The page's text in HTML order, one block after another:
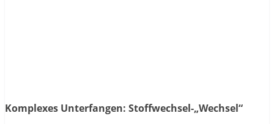
Komplexes Unterfangen: Stoffwechsel-„Wechsel“